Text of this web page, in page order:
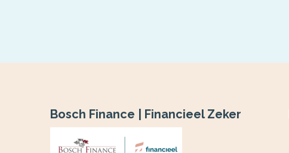
Bosch Finance | Financieel Zeker